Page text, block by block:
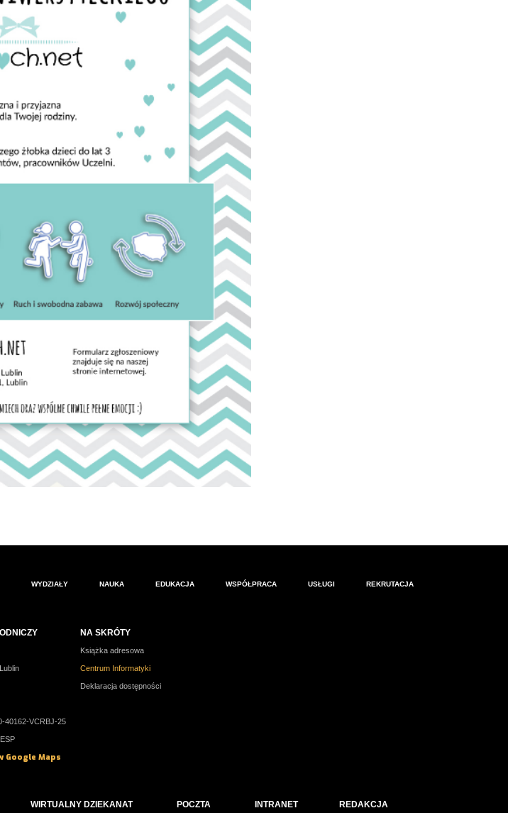
WYDZIAŁY NAUKA EDUKACJA WSPÓŁPRACA USŁUGI REKRUTACJA
40162-VCRBJ-25
Google Maps
NA SKRÓTY
Książka adresowa
Centrum Informatyki
Deklaracja dostępności
WIRTUALNY DZIEKANAT POCZTA INTRANET REDAKCJA